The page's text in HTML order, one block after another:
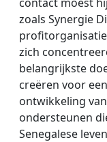
zoals Synergie
zich
belangrijkste
creëren voor
ontwikkeling
ondersteunen
Senegalese